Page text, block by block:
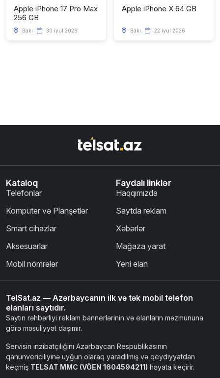
Apple iPhone 17 Pro Max
256 GB
Bakı 30 iyul 2026
Apple iPhone X 64 GB
Bakı 22 iyul 2026
Kataloq
Telefonlar
Kompüter və Planşetlər
Smart cihazlar
Aksesuarlar
Mobil nömrələr
Faydalı linklər
Haqqımızda
Saytda reklam
Xəbərlər
Mağaza yarat
Yeni elan
TelSat.az — Azərbaycanın ilk və tək mobil telefon
elanları saytıdır.
Saytın rəhbərliyi reklam bannerlərinin və elanların məzmununa
görə məsuliyyət daşımır.
Servisin inzibatçılığını Azərbaycan Respublikasının
qanunvericiliyinə uyğun olaraq yaradılmış və qeydiyyatdan
keçmiş TELSAT MMC (VÖEN 1604594211) həyata keçirir.